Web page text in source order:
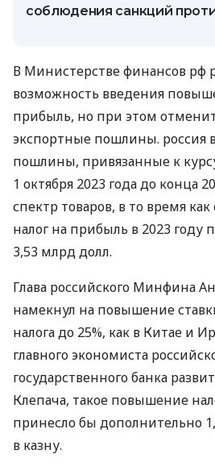
соблюдения санкций
В Министерстве финансов рф
возможность введения
прибыль, но при этом
экспортные пошлины. россия
пошлины, привязанные к
1 октября 2023 года до конца
спектр товаров, в то время
налог на прибыль в 2023 году
3,53 млрд долл.
Глава российского Минфина
намекнул на повышение
налога до 25%, как в Китае и
главного экономиста
государственного банка
Клепача, такое повышение
принесло бы дополнительно
в казну.